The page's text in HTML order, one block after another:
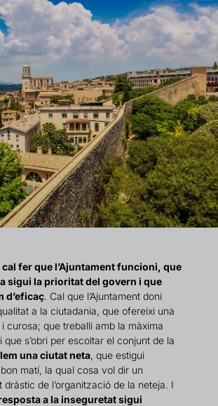
cal fer que l’Ajuntament funcioni, que
sigui la prioritat del govern i que
d’eficaç. Cal que l’Ajuntament doni
a la ciutadania, que ofereixi una
curosa; que treballi amb la màxima
s’obri per escoltar el conjunt de la
una ciutat neta, que estigui
matí, la qual cosa vol dir un
dràstic de l’organització de la neteja. I
a la inseguretat sigui